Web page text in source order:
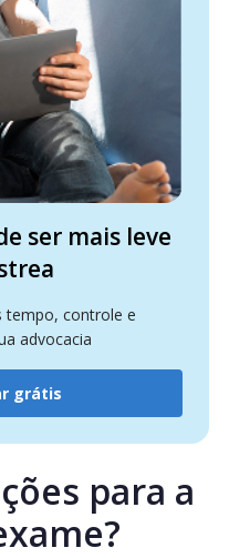
ser mais leve
tempo, controle e
advocacia
grátis
para a